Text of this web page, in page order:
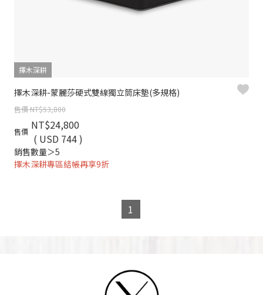
擇木深耕
擇木深耕-蒙麗莎硬式雙線獨立筒床墊(多規格)
售價 NT$53,800
售價 NT$24,800
( USD 744 )
銷售數量＞5
擇木深耕專區結帳再享9折
1